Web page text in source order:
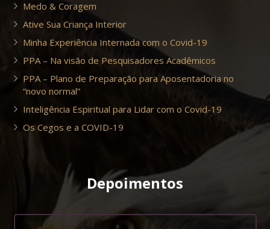
Medo & Coragem
Ative Sua Criança Interior
Minha Experiência Internada com o Covid-19
PPA – Na visão de Pesquisadores Acadêmicos
PPA – Plano de Preparação para Aposentadoria no
“novo normal”
Inteligência Espiritual para Lidar com o Covid-19
Os Cegos e a COVID-19
Depoimentos